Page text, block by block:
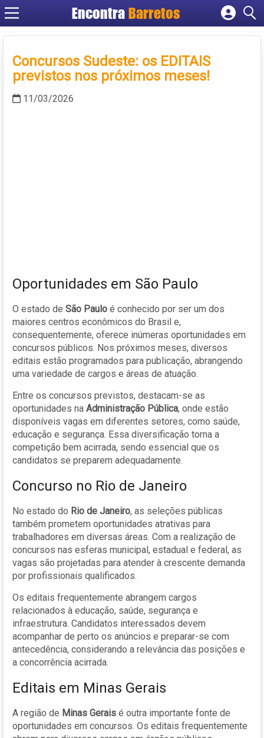
Encontra Barretos
Cadastrar empresa
Criar conta
Concursos Sudeste: os EDITAIS
previstos nos próximos meses!
11/03/2026
Oportunidades em São Paulo
O estado de São Paulo é conhecido por ser um dos
maiores centros econômicos do Brasil e,
consequentemente, oferece inúmeras oportunidades em
concursos públicos. Nos próximos meses, diversos
editais estão programados para publicação, abrangendo
uma variedade de cargos e áreas de atuação.
Entre os concursos previstos, destacam-se as
oportunidades na Administração Pública, onde estão
disponíveis vagas em diferentes setores, como saúde,
educação e segurança. Essa diversificação torna a
competição bem acirrada, sendo essencial que os
candidatos se preparem adequadamente.
Concurso no Rio de Janeiro
No estado do Rio de Janeiro, as seleções públicas
também prometem oportunidades atrativas para
trabalhadores em diversas áreas. Com a realização de
concursos nas esferas municipal, estadual e federal, as
vagas são projetadas para atender à crescente demanda
por profissionais qualificados.
Os editais frequentemente abrangem cargos
relacionados à educação, saúde, segurança e
infraestrutura. Candidatos interessados devem
acompanhar de perto os anúncios e preparar-se com
antecedência, considerando a relevância das posições e
a concorrência acirrada.
Editais em Minas Gerais
A região de Minas Gerais é outra importante fonte de
oportunidades em concursos. Os editais frequentemente